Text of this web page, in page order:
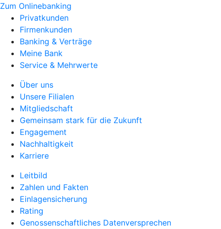
Zum Onlinebanking
Privatkunden
Firmenkunden
Banking & Verträge
Meine Bank
Service & Mehrwerte
Über uns
Unsere Filialen
Mitgliedschaft
Gemeinsam stark für die Zukunft
Engagement
Nachhaltigkeit
Karriere
Leitbild
Zahlen und Fakten
Einlagensicherung
Rating
Genossenschaftliches Datenversprechen